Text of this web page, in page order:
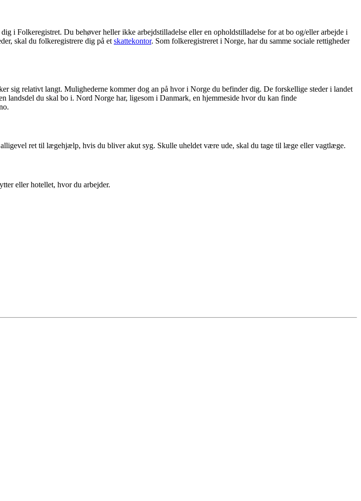
i Folkeregistret. Du behøver heller ikke arbejdstilladelse eller en opholdstilladelse for at bo og/eller arbejde i
skal du folkeregistrere dig på et skattekontor. Som folkeregistreret i Norge, har du samme sociale rettigheder
sig relativt langt. Mulighederne kommer dog an på hvor i Norge du befinder dig. De forskellige steder i landet
landsdel du skal bo i. Nord Norge har, ligesom i Danmark, en hjemmeside hvor du kan finde
ret til lægehjælp, hvis du bliver akut syg. Skulle uheldet være ude, skal du tage til læge eller vagtlæge.
eller hotellet, hvor du arbejder.